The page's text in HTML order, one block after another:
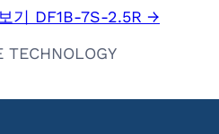
기 DF1B-7S-2.5R →